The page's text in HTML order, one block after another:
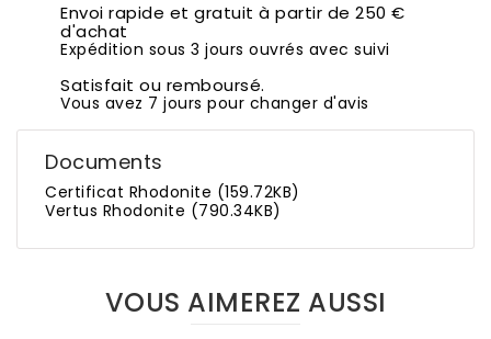
Envoi rapide et gratuit à partir de 250 €
d'achat
Expédition sous 3 jours ouvrés avec suivi
Satisfait ou remboursé.
Vous avez 7 jours pour changer d'avis
Documents
Certificat Rhodonite (159.72KB)
Vertus Rhodonite (790.34KB)
VOUS AIMEREZ AUSSI